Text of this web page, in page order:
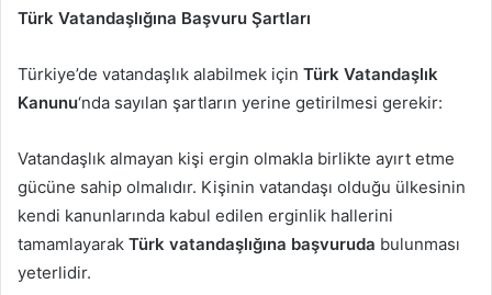
Türk Vatandaşlığına Başvuru Şartları
Türkiye’de vatandaşlık alabilmek için Türk Vatandaşlık
Kanunu‘nda sayılan şartların yerine getirilmesi gerekir:
Vatandaşlık almayan kişi ergin olmakla birlikte ayırt etme
gücüne sahip olmalıdır. Kişinin vatandaşı olduğu ülkesinin
kendi kanunlarında kabul edilen erginlik hallerini
tamamlayarak Türk vatandaşlığına başvuruda bulunması
yeterlidir.